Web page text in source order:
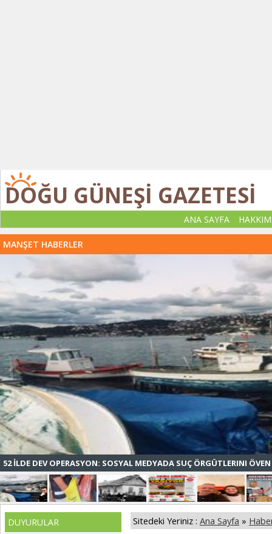
DOĞU GÜNEŞİ GAZETESİ
ANA SAYFA
MANŞET HABERLER
52 İLDE DEV OPERASYON: SOSYAL MEDYADA SUÇ ÖRGÜTLERINI
DUYURULAR Sitedeki Yeriniz : Ana Sayfa »